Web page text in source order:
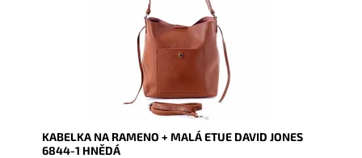
Skladem
16554
David Jones Paris
2 roky
KABELKA NA RAMENO + MALÁ ETUE DAVID JONES
6844-1 HNĚDÁ